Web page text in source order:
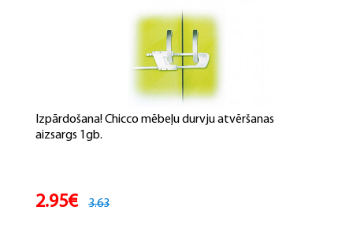
Izpārdošana! Chicco mēbeļu durvju atvēršanas
aizsargs 1gb.
2.95€ 3.63